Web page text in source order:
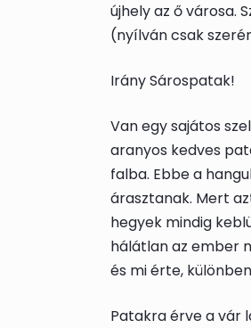
újhely az ő városa.
(nyílván csak
Irány Sárospatak!
Van egy sajátos
aranyos kedves
falba. Ebbe a
árasztanak. Mert
hegyek mindig
hálátlan az ember
és mi érte,
Patakra érve a vár